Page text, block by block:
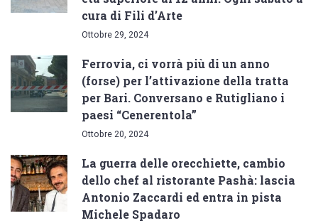
cura di Fili d’Arte
Ottobre 29, 2024
Ferrovia, ci vorrà più di un anno
(forse) per l’attivazione della tratta
per Bari. Conversano e Rutigliano i
paesi “Cenerentola”
Ottobre 20, 2024
La guerra delle orecchiette, cambio
dello chef al ristorante Pashà: lascia
Antonio Zaccardi ed entra in pista
Michele Spadaro